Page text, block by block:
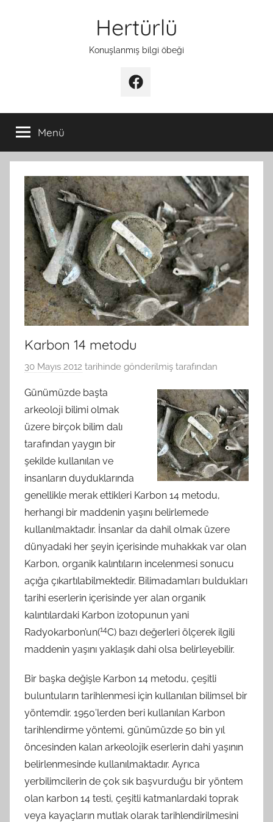
Hertürlü
Konuşlanmış bilgi öbeği
Facebook
Menü
Karbon 14 metodu
30 Mayıs 2012 tarihinde gönderilmiş tarafından
Günümüzde başta
arkeoloji bilimi olmak
üzere birçok bilim dalı
tarafından yaygın bir
şekilde kullanılan ve
insanların duyduklarında
genellikle merak ettikleri Karbon 14 metodu,
herhangi bir maddenin yaşını belirlemede
kullanılmaktadır. İnsanlar da dahil olmak üzere
dünyadaki her şeyin içerisinde muhakkak var olan
Karbon, organik kalıntıların incelenmesi sonucu
açığa çıkartılabilmektedir. Bilimadamları buldukları
tarihi eserlerin içerisinde yer alan organik
kalıntılardaki Karbon izotopunun yani
Radyokarbon’un(14C) bazı değerleri ölçerek ilgili
maddenin yaşını yaklaşık dahi olsa belirleyebilir.
Bir başka değişle Karbon 14 metodu, çeşitli
buluntuların tarihlenmesi için kullanılan bilimsel bir
yöntemdir. 1950’lerden beri kullanılan Karbon
tarihlendirme yöntemi, günümüzde 50 bin yıl
öncesinden kalan arkeolojik eserlerin dahi yaşının
belirlenmesinde kullanılmaktadır. Ayrıca
yerbilimcilerin de çok sık başvurduğu bir yöntem
olan karbon 14 testi, çeşitli katmanlardaki toprak
veya kayaçların mutlak olarak tarihlendirilmesini